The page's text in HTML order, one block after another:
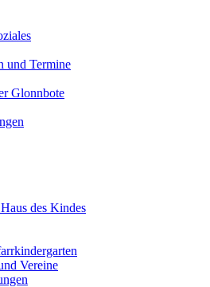
und Termine
Glonnbote
des Kindes
Vereine